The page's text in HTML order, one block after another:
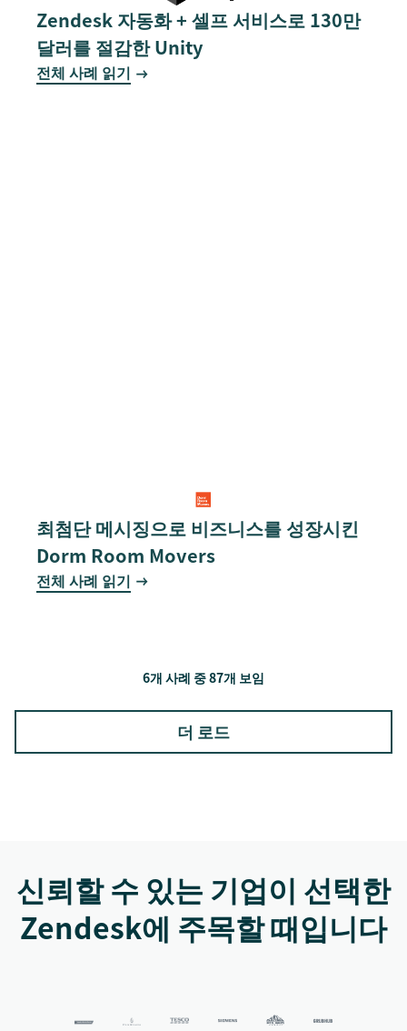
Zendesk 자동화 + 셀프 서비스로 130만
달러를 절감한 Unity
전체 사례 읽기
최첨단 메시징으로 비즈니스를 성장시킨
Dorm Room Movers
전체 사례 읽기
6개 사례 중 87개 보임
더 로드
신뢰할 수 있는 기업이 선택한
Zendesk에 주목할 때입니다